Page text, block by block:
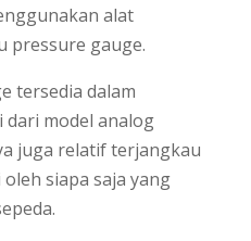
alat
pressure gauge.
tersedia dalam
model analog
juga relatif terjangkau
siapa saja yang